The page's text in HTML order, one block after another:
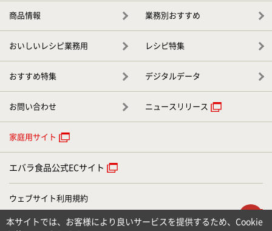
商品情報 業務別おすすめ
おいしいレシピ業務用 レシピ特集
おすすめ特集 デジタルデータ
お問い合わせ ニュースリリース
家庭用サイト
エバラ食品公式ECサイト
ウェブサイト利用規約
個人情報のお取り扱いについて
本サイトでは、お客様により良いサービスを提供するため、Cookie